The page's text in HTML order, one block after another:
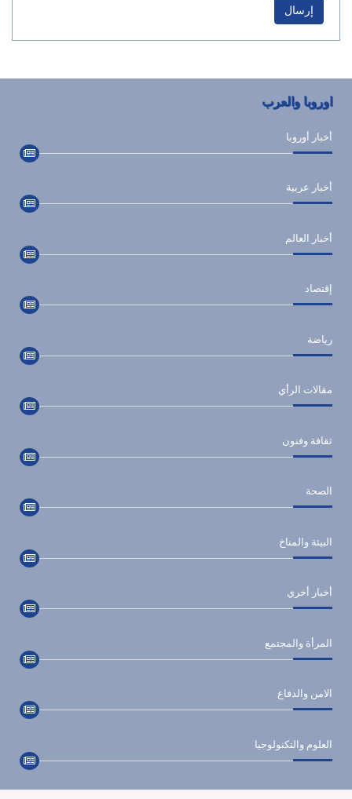
إرسال
اوروبا والعرب
أخبار أوروبا
أخبار عربية
أخبار العالم
إقتصاد
رياضة
مقالات الرأي
ثقافة وفنون
الصحة
البيئة والمناخ
أخبار أخري
المرأة والمجتمع
الامن والدفاع
العلوم والتكنولوجيا